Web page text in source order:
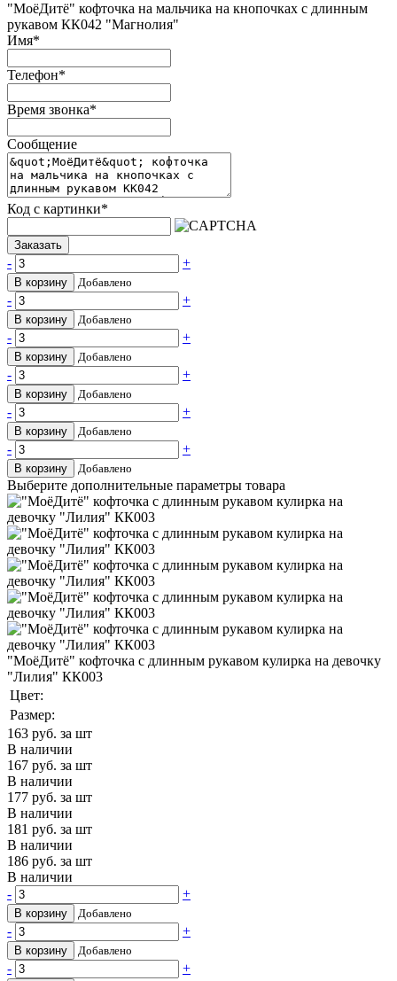
"МоёДитё" кофточка на мальчика на кнопочках с длинным
рукавом КК042 "Магнолия"
Имя*
Телефон*
Время звонка*
Сообщение
Код с картинки*
Заказать
- +
В корзину Добавлено
- +
В корзину Добавлено
- +
В корзину Добавлено
- +
В корзину Добавлено
- +
В корзину Добавлено
- +
В корзину Добавлено
Выберите дополнительные параметры товара
"МоёДитё" кофточка с длинным рукавом кулирка на девочку
"Лилия" КК003
Цвет:
Размер:
163 руб. за шт
В наличии
167 руб. за шт
В наличии
177 руб. за шт
В наличии
181 руб. за шт
В наличии
186 руб. за шт
В наличии
-
+
В корзину Добавлено
- +
В корзину Добавлено
- +